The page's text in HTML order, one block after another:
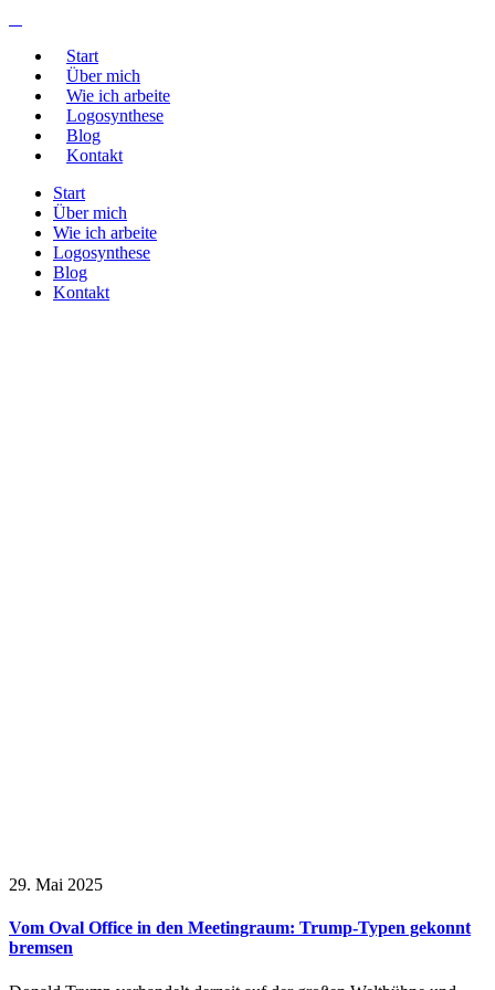
Start
Über mich
Wie ich arbeite
Logosynthese
Blog
Kontakt
Start
Über mich
Wie ich arbeite
Logosynthese
Blog
Kontakt
29. Mai 2025
Vom Oval Office in den Meetingraum: Trump-Typen gekonnt
bremsen